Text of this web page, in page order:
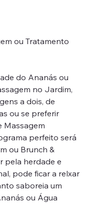
ou Tratamento
do Ananás ou
no Jardim,
a dois, de
ou se preferir
Massagem
perfeito será
ou Brunch &
pela herdade e
pode ficar a relxar
saboreia um
ou Água